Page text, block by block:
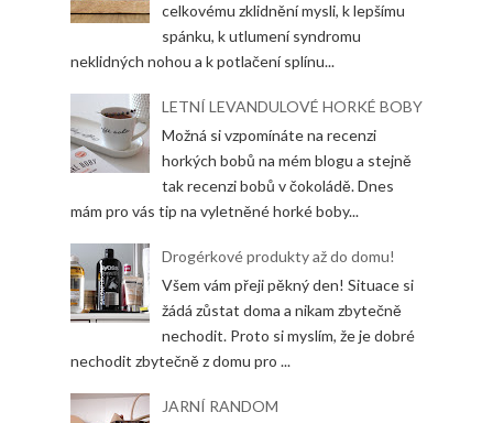
celkovému zklidnění mysli, k lepšímu
spánku, k utlumení syndromu
neklidných nohou a k potlačení splínu...
LETNÍ LEVANDULOVÉ HORKÉ BOBY
Možná si vzpomínáte na recenzi
horkých bobů na mém blogu a stejně
tak recenzi bobů v čokoládě. Dnes
mám pro vás tip na vyletněné horké boby...
Drogérkové produkty až do domu!
Všem vám přeji pěkný den! Situace si
žádá zůstat doma a nikam zbytečně
nechodit. Proto si myslím, že je dobré
nechodit zbytečně z domu pro ...
JARNÍ RANDOM